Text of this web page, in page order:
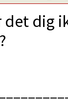
dig